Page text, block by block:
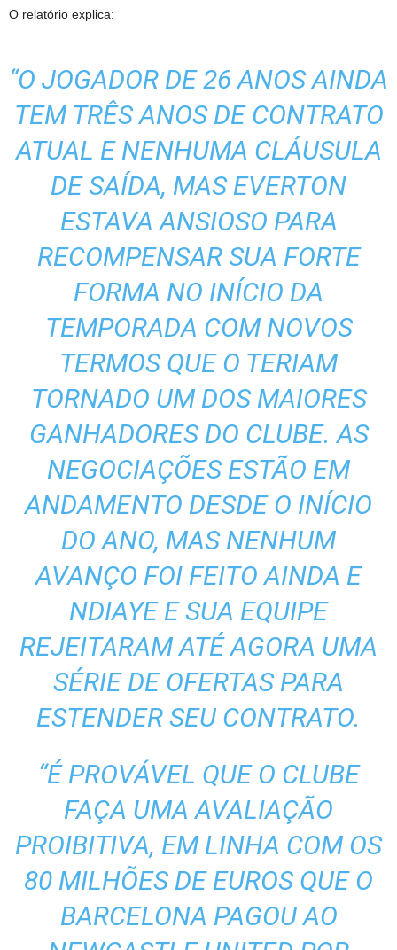
O relatório explica:
“O JOGADOR DE 26 ANOS AINDA
TEM TRÊS ANOS DE CONTRATO
ATUAL E NENHUMA CLÁUSULA
DE SAÍDA, MAS EVERTON
ESTAVA ANSIOSO PARA
RECOMPENSAR SUA FORTE
FORMA NO INÍCIO DA
TEMPORADA COM NOVOS
TERMOS QUE O TERIAM
TORNADO UM DOS MAIORES
GANHADORES DO CLUBE. AS
NEGOCIAÇÕES ESTÃO EM
ANDAMENTO DESDE O INÍCIO
DO ANO, MAS NENHUM
AVANÇO FOI FEITO AINDA E
NDIAYE E SUA EQUIPE
REJEITARAM ATÉ AGORA UMA
SÉRIE DE OFERTAS PARA
ESTENDER SEU CONTRATO.
“É PROVÁVEL QUE O CLUBE
FAÇA UMA AVALIAÇÃO
PROIBITIVA, EM LINHA COM OS
80 MILHÕES DE EUROS QUE O
BARCELONA PAGOU AO